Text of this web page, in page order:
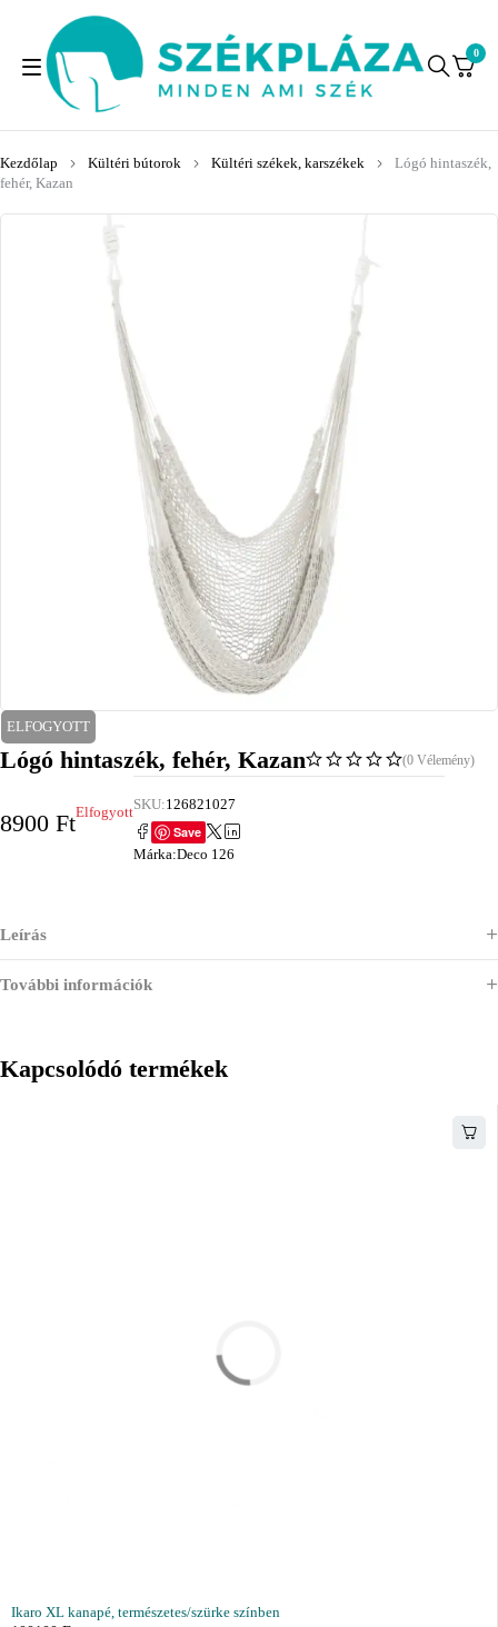
0
Kezdőlap Kültéri bútorok Kültéri székek, karszékek
Lógó hintaszék,
fehér, Kazan
ELFOGYOTT
Lógó hintaszék, fehér, Kazan (0 Vélemény)
8900 FtElfogyottSKU:126821027
Save
Márka:Deco 126
Leírás
További információk
Kapcsolódó termékek
Ikaro XL kanapé, természetes/szürke színben